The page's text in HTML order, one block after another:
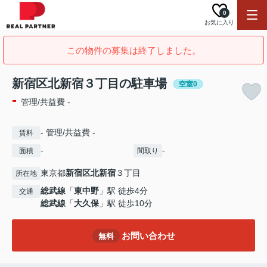
お気に入り
0
この物件の募集は終了しました。
新宿区北新宿３丁目の駐車場 空室0
- 管理/共益費 -
賃料 - 管理/共益費 -
面積 - 間取り -
所在地 東京都新宿区北新宿３丁目
交通 総武線 「東中野 」駅 徒歩4分
総武線 「大久保 」駅 徒歩10分
無料 お問い合わせ